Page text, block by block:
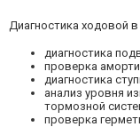
Диагностика ходовой
диагностика
проверка
диагностика
анализ уровня
тормозной
проверка